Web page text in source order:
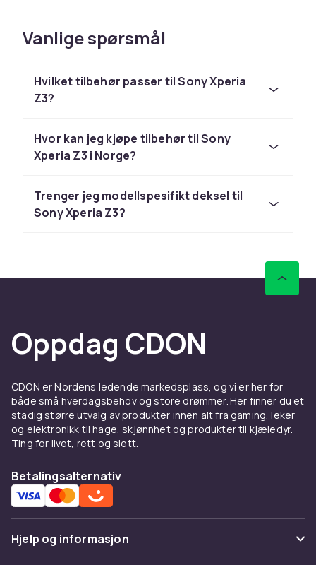
perfekt til Sony Xperia Z3.
med 4K-oppløsning, kraftige Snapdragon-
prosessorer og kameraer optimert for video
Populært tilbehør til Sony
Xperia Z3
Et godt deksel forlenger levetiden til Sony
Xperia Z3 betraktelig. Velg silikon for myk
hurtigladestøtte. Utforsk voresmobilladere
hos CDON.
Mer tilbehør til Sony-
telefoner
Se hele Sony tilbehørssortimentet –
tilbehørssortimentet for alle Sony-modeller
Hos CDON finner du tilbehør til Sony Xperia Z3
til gode priser med rask levering til hele Norge.
Vi oppdaterer sortimentet løpende med nye
produkter i 2026.
Vanlige spørsmål
Hvilket tilbehør passer til Sony Xperia
Z3?
Hvor kan jeg kjøpe tilbehør til Sony
Xperia Z3 i Norge?
Trenger jeg modellspesifikt deksel til
Sony Xperia Z3?
Oppdag CDON
CDON er Nordens ledende markedsplass, og vi er her for
både små hverdagsbehov og store drømmer. Her finner du et
stadig større utvalg av produkter innen alt fra gaming, leker
og elektronikk til hage, skjønnhet og produkter til kjæledyr.
Ting for livet, rett og slett.
Betalingsalternativ
Hjelp og informasjon